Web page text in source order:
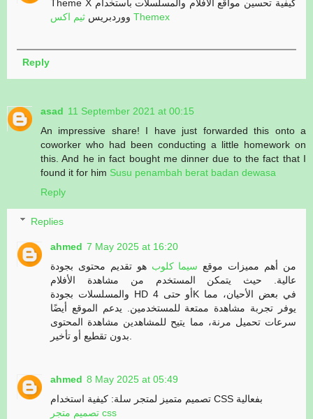
Theme X كيفية تحسين مواقع الأفلام والمسلسلات باستخدام
ووردبريس ثيم اكس Themex
Reply
asad 11 September 2021 at 00:15
An impressive share! I have just forwarded this onto a
coworker who had been conducting a little homework on
this. And he in fact bought me dinner due to the fact that I
found it for him Susu penambah berat badan dewasa
Reply
Replies
ahmed 7 May 2025 at 16:20
من أهم مميزات موقع سيما كلوب هو تقديم محتوى بجودة
عالية. حيث يتمكن المستخدم من مشاهدة الأفلام
والمسلسلات بجودة HD أو حتى 4K في بعض الأحيان، مما
يوفر تجربة مشاهدة ممتعة للمستخدمين. يدعم الموقع أيضًا
سرعات تحميل مرنة، مما يتيح للمشاهدين مشاهدة المحتوى
ahmed 8 May 2025 at 05:49
تصميم متميز لمتجر سلة: كيفية استخدام CSS بفعالية
تصميم متجر css